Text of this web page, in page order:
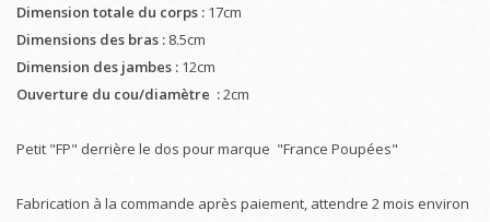
Dimension totale du corps : 17cm
Dimensions des bras : 8.5cm
Dimension des jambes : 12cm
Ouverture du cou/diamètre :2cm
Petit "FP" derrière le dos pour marque "France Poupées"
Fabrication à la commande après paiement, attendre 2 mois environ